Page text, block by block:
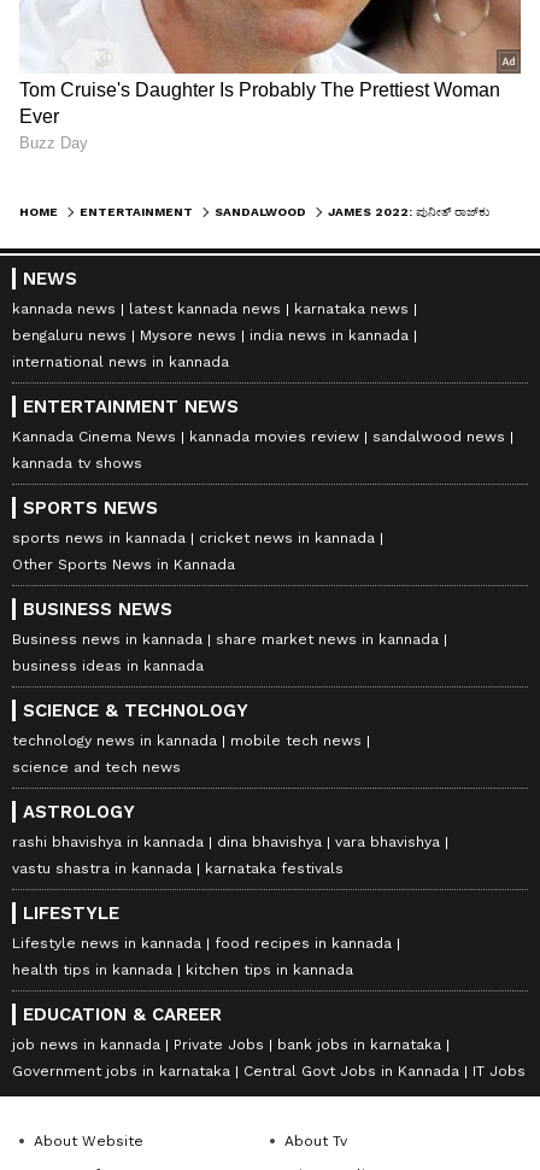
HOME ENTERTAINMENT SANDALWOOD
NEWS
kannada news latest kannada news
karnataka news
bengaluru news
Mysore news
india news in kannada
international news in kannada
ENTERTAINMENT NEWS
Kannada Cinema News kannada movies review
sandalwood news
kannada tv shows
SPORTS NEWS
sports news in kannada
cricket news in kannada
Other Sports News in Kannada
BUSINESS NEWS
Business news in kannada
share market news in kannada
business ideas in kannada
SCIENCE & TECHNOLOGY
technology news in kannada
mobile tech news
science and tech news
ASTROLOGY
rashi bhavishya in kannada dina bhavishya
vara bhavishya
vastu shastra in kannada
karnataka festivals
LIFESTYLE
Lifestyle news in kannada
food recipes in kannada
health tips in kannada
kitchen tips in kannada
EDUCATION & CAREER
job news in kannada Private Jobs
bank jobs in karnataka
Government jobs in karnataka
Central Govt Jobs in Kannada IT Jobs
About Website
About Tv